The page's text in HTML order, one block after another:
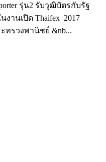
รุ่น2 รับวุฒิบัตรกับรัฐ
งานเปิด Thaifex 2017
ทรวงพานิชย์ &nb...